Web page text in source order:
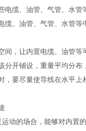
电缆、油管、气管、水
缆、油管、气管、水管
间，让内置电缆、油
分开铺设，重量平均
，要尽量使导线在水平上
动的场合，能够对内置